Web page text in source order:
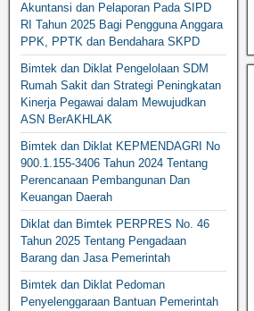
Akuntansi dan Pelaporan Pada SIPD
RI Tahun 2025 Bagi Pengguna Anggara
PPK, PPTK dan Bendahara SKPD
Bimtek dan Diklat Pengelolaan SDM
Rumah Sakit dan Strategi Peningkatan
Kinerja Pegawai dalam Mewujudkan
ASN BerAKHLAK
Bimtek dan Diklat KEPMENDAGRI No
900.1.155-3406 Tahun 2024 Tentang
Perencanaan Pembangunan Dan
Keuangan Daerah
Diklat dan Bimtek PERPRES No. 46
Tahun 2025 Tentang Pengadaan
Barang dan Jasa Pemerintah
Bimtek dan Diklat Pedoman
Penyelenggaraan Bantuan Pemerintah